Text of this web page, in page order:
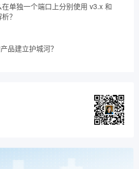
单独一个端口上分别使用 v3.x 和
？
品建立护城河？